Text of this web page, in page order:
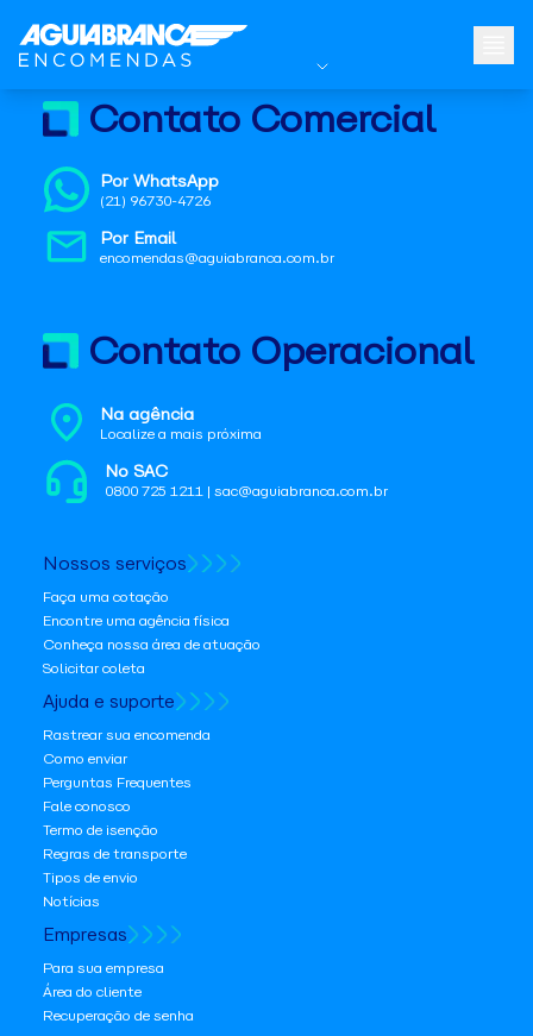
Contato Comercial
Por WhatsApp
(21) 96730-4726
Por Email
encomendas@aguiabranca.com.br
Contato Operacional
Na agência
Localize a mais próxima
No SAC
0800 725 1211 | sac@aguiabranca.com.br
Nossos serviços
Faça uma cotação
Encontre uma agência física
Conheça nossa área de atuação
Solicitar coleta
Ajuda e suporte
Rastrear sua encomenda
Como enviar
Perguntas Frequentes
Fale conosco
Termo de isenção
Regras de transporte
Tipos de envio
Notícias
Empresas
Para sua empresa
Área do cliente
Recuperação de senha